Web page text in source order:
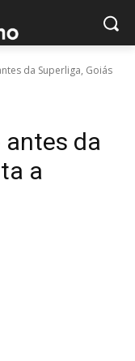
da Superliga, Goiás
da
a